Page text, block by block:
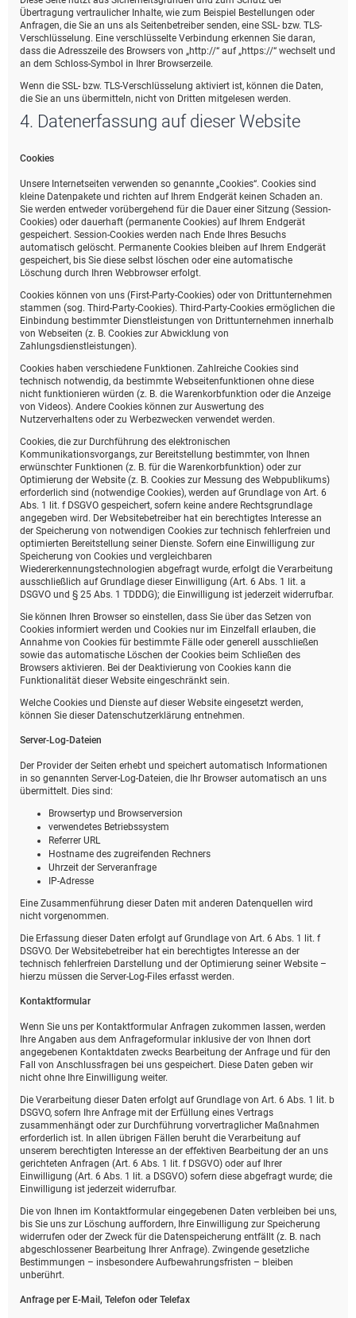
Übertragung vertraulicher Inhalte, wie zum Beispiel Bestellungen oder
Anfragen, die Sie an uns als Seitenbetreiber senden, eine SSL- bzw. TLS-
Verschlüsselung. Eine verschlüsselte Verbindung erkennen Sie daran,
dass die Adresszeile des Browsers von „http://“ auf „https://“ wechselt und
an dem Schloss-Symbol in Ihrer Browserzeile.
Wenn die SSL- bzw. TLS-Verschlüsselung aktiviert ist, können die Daten,
die Sie an uns übermitteln, nicht von Dritten mitgelesen werden.
4. Datenerfassung auf dieser Website
Cookies
Unsere Internetseiten verwenden so genannte „Cookies“. Cookies sind
kleine Datenpakete und richten auf Ihrem Endgerät keinen Schaden an.
Sie werden entweder vorübergehend für die Dauer einer Sitzung (Session-
Cookies) oder dauerhaft (permanente Cookies) auf Ihrem Endgerät
gespeichert. Session-Cookies werden nach Ende Ihres Besuchs
automatisch gelöscht. Permanente Cookies bleiben auf Ihrem Endgerät
gespeichert, bis Sie diese selbst löschen oder eine automatische
Löschung durch Ihren Webbrowser erfolgt.
Cookies können von uns (First-Party-Cookies) oder von Drittunternehmen
stammen (sog. Third-Party-Cookies). Third-Party-Cookies ermöglichen die
Einbindung bestimmter Dienstleistungen von Drittunternehmen innerhalb
von Webseiten (z. B. Cookies zur Abwicklung von
Zahlungsdienstleistungen).
Cookies haben verschiedene Funktionen. Zahlreiche Cookies sind
technisch notwendig, da bestimmte Webseitenfunktionen ohne diese
nicht funktionieren würden (z. B. die Warenkorbfunktion oder die Anzeige
von Videos). Andere Cookies können zur Auswertung des
Nutzerverhaltens oder zu Werbezwecken verwendet werden.
Cookies, die zur Durchführung des elektronischen
Kommunikationsvorgangs, zur Bereitstellung bestimmter, von Ihnen
erwünschter Funktionen (z. B. für die Warenkorbfunktion) oder zur
Optimierung der Website (z. B. Cookies zur Messung des Webpublikums)
erforderlich sind (notwendige Cookies), werden auf Grundlage von Art. 6
Abs. 1 lit. f DSGVO gespeichert, sofern keine andere Rechtsgrundlage
angegeben wird. Der Websitebetreiber hat ein berechtigtes Interesse an
der Speicherung von notwendigen Cookies zur technisch fehlerfreien und
optimierten Bereitstellung seiner Dienste. Sofern eine Einwilligung zur
Speicherung von Cookies und vergleichbaren
Wiedererkennungstechnologien abgefragt wurde, erfolgt die Verarbeitung
ausschließlich auf Grundlage dieser Einwilligung (Art. 6 Abs. 1 lit. a
DSGVO und § 25 Abs. 1 TDDDG); die Einwilligung ist jederzeit widerrufbar.
Sie können Ihren Browser so einstellen, dass Sie über das Setzen von
Cookies informiert werden und Cookies nur im Einzelfall erlauben, die
Annahme von Cookies für bestimmte Fälle oder generell ausschließen
sowie das automatische Löschen der Cookies beim Schließen des
Browsers aktivieren. Bei der Deaktivierung von Cookies kann die
Funktionalität dieser Website eingeschränkt sein.
Welche Cookies und Dienste auf dieser Website eingesetzt werden,
können Sie dieser Datenschutzerklärung entnehmen.
Server-Log-Dateien
Der Provider der Seiten erhebt und speichert automatisch Informationen
in so genannten Server-Log-Dateien, die Ihr Browser automatisch an uns
übermittelt. Dies sind:
Browsertyp und Browserversion
verwendetes Betriebssystem
Referrer URL
Hostname des zugreifenden Rechners
Uhrzeit der Serveranfrage
IP-Adresse
Eine Zusammenführung dieser Daten mit anderen Datenquellen wird
nicht vorgenommen.
Die Erfassung dieser Daten erfolgt auf Grundlage von Art. 6 Abs. 1 lit. f
DSGVO. Der Websitebetreiber hat ein berechtigtes Interesse an der
technisch fehlerfreien Darstellung und der Optimierung seiner Website –
hierzu müssen die Server-Log-Files erfasst werden.
Kontaktformular
Wenn Sie uns per Kontaktformular Anfragen zukommen lassen, werden
Ihre Angaben aus dem Anfrageformular inklusive der von Ihnen dort
angegebenen Kontaktdaten zwecks Bearbeitung der Anfrage und für den
Fall von Anschlussfragen bei uns gespeichert. Diese Daten geben wir
nicht ohne Ihre Einwilligung weiter.
Die Verarbeitung dieser Daten erfolgt auf Grundlage von Art. 6 Abs. 1 lit. b
DSGVO, sofern Ihre Anfrage mit der Erfüllung eines Vertrags
zusammenhängt oder zur Durchführung vorvertraglicher Maßnahmen
erforderlich ist. In allen übrigen Fällen beruht die Verarbeitung auf
unserem berechtigten Interesse an der effektiven Bearbeitung der an uns
gerichteten Anfragen (Art. 6 Abs. 1 lit. f DSGVO) oder auf Ihrer
Einwilligung (Art. 6 Abs. 1 lit. a DSGVO) sofern diese abgefragt wurde; die
Einwilligung ist jederzeit widerrufbar.
Die von Ihnen im Kontaktformular eingegebenen Daten verbleiben bei uns,
bis Sie uns zur Löschung auffordern, Ihre Einwilligung zur Speicherung
widerrufen oder der Zweck für die Datenspeicherung entfällt (z. B. nach
abgeschlossener Bearbeitung Ihrer Anfrage). Zwingende gesetzliche
Bestimmungen – insbesondere Aufbewahrungsfristen – bleiben
unberührt.
Anfrage per E-Mail, Telefon oder Telefax